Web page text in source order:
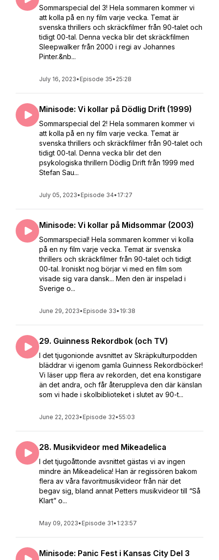
Sommarspecial del 3! Hela sommaren kommer vi
att kolla på en ny film varje vecka. Temat är
svenska thrillers och skräckfilmer från 90-talet och
tidigt 00-tal. Denna vecka blir det skräckfilmen
Sleepwalker från 2000 i regi av Johannes
Pinter.&nb...
July 16, 2023• Episode 35• 25:28
Minisode: Vi kollar på Dödlig Drift (1999)
Sommarspecial del 2! Hela sommaren kommer vi
att kolla på en ny film varje vecka. Temat är
svenska thrillers och skräckfilmer från 90-talet och
tidigt 00-tal. Denna vecka blir det den
psykologiska thrillern Dödlig Drift från 1999 med
Stefan Sau...
July 05, 2023• Episode 34• 17:27
Minisode: Vi kollar på Midsommar (2003)
Sommarspecial! Hela sommaren kommer vi kolla
på en ny film varje vecka. Temat är svenska
thrillers och skräckfilmer från 90-talet och tidigt
00-tal. Ironiskt nog börjar vi med en film som
visade sig vara dansk... Men den är inspelad i
Sverige o...
June 29, 2023• Episode 33• 19:38
29. Guinness Rekordbok (och TV)
I det tjugonionde avsnittet av Skräpkulturpodden
bläddrar vi igenom gamla Guinness Rekordböcker!
Vi läser upp flera av rekorden, det ena konstigare
än det andra, och får återuppleva den där känslan
som vi hade i skolbiblioteket i slutet av 90-t...
June 22, 2023• Episode 32•55:03
28. Musikvideor med Mikeadelica
I det tjugoåttonde avsnittet gästas vi av ingen
mindre än Mikeadelica! Han är regissören bakom
flera av våra favoritmusikvideor från när det
begav sig, bland annat Petters musikvideor till “Så
Klart” o...
May 09, 2023• Episode 31• 1:23:57
Minisode: Panic Fest i Kansas City Del 3